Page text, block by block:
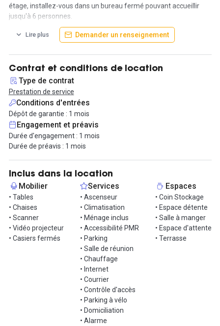
étage, installez-vous dans un bureau fermé pouvant accueillir
jusqu'à 6 personnes.
Très lumineux, dans un espace sécurisé et calme, cet espace
Les accès à un balcon et à une terrasse ensoleillée vous
permettront de travailler dehors, vous disposerez dans ce bureau
d'un accès à un bureau privatif.
Compris dans le prix du loyer :
- D'une salle de détente équipée d’un frigo, micro-ondes,
bouilloire et d’une cafetière dans laquelle vous pourrez discuter
avec nos consultants en stratégie d’entreprise.
- D'une terrasse aménagée pour vos réunions ou votre détente.
- D'un accueil et une salle d’attente pour vos visiteurs.
- D'une salle de réunion d’une capacité de 12 personnes équipée
d’un visio projecteur, accessible sur réservation
- Connexion Wifi
Informations complémentaires sur cet espace de
travail
Lumineux, calme
Lire plus Demander un renseignement
Contrat et conditions de location
Type de contrat
Prestation de service
Conditions d'entrées
Dépôt de garantie : 1 mois
Engagement et préavis
Durée d'engagement : 1 mois
Durée de préavis : 1 mois
Inclus dans la location
Mobilier
• Tables
• Chaises
• Scanner
• Vidéo projecteur
• Casiers fermés
Services
• Ascenseur
• Climatisation
• Ménage inclus
• Accessibilité PMR
• Parking
• Salle de réunion
• Chauffage
• Internet
• Courrier
• Contrôle d'accès
• Parking à vélo
• Domiciliation
• Alarme
Espaces
• Coin Stockage
• Espace détente
• Salle à manger
• Espace d'attente
• Terrasse